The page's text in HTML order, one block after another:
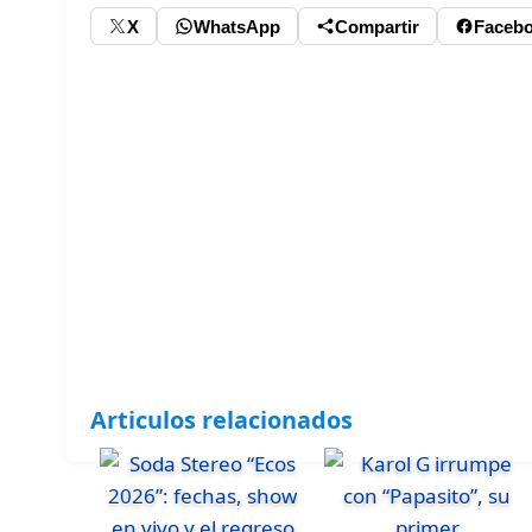
X WhatsApp Compartir
Articulos relacionados